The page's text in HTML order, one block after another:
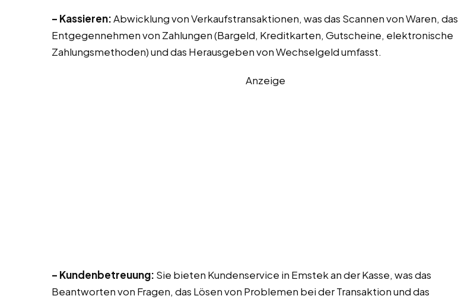
– Kassieren:Abwicklung von Verkaufstransaktionen, was das Scannen von Waren, das
Entgegennehmen von Zahlungen (Bargeld, Kreditkarten, Gutscheine, elektronische
Zahlungsmethoden) und das Herausgeben von Wechselgeld umfasst.
Anzeige
– Kundenbetreuung: Sie bieten Kundenservice in Emstek an der Kasse, was das
Beantworten von Fragen, das Lösen von Problemen bei der Transaktion und das